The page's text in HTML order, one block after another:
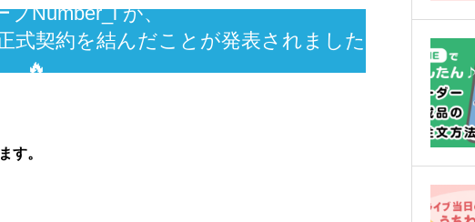
プNumber_i が、
式契約を結んだことが発表されました
🔥
す。